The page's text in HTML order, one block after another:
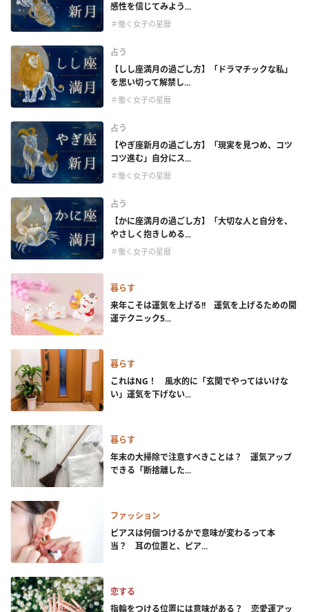
感性を信じてみよう...
＃働く女子の星暦
占う
【しし座満月の過ごし方】「ドラマチックな私」
を思い切って解禁し...
＃働く女子の星暦
占う
【やぎ座新月の過ごし方】「現実を見つめ、コツ
コツ進む」自分にス...
＃働く女子の星暦
占う
【かに座満月の過ごし方】「大切な人と自分を、
やさしく抱きしめる...
＃働く女子の星暦
暮らす
来年こそは運気を上げる!! 運気を上げるための開
運テクニック5...
暮らす
これはNG！ 風水的に「玄関でやってはいけな
い」運気を下げない...
暮らす
年末の大掃除で注意すべきことは？ 運気アップ
できる「断捨離した...
ファッション
ピアスは何個つけるかで意味が変わるって本
当？ 耳の位置と、ピア...
恋する
指輪をつける位置には意味がある？ 恋愛運アッ